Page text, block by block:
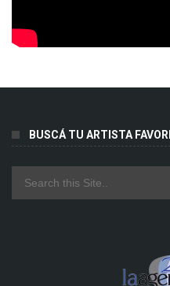
BUSCÁ TU ARTISTA